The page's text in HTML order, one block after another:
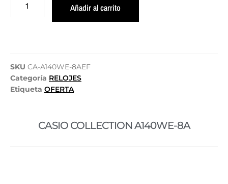
Añadir al carrito
SKU CA-A140WE-8AEF
Categoría RELOJES
Etiqueta OFERTA
CASIO COLLECTION A140WE-8A